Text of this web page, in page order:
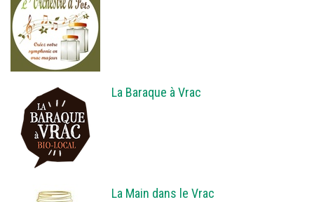
La Baraque à Vrac
La Main dans le Vrac